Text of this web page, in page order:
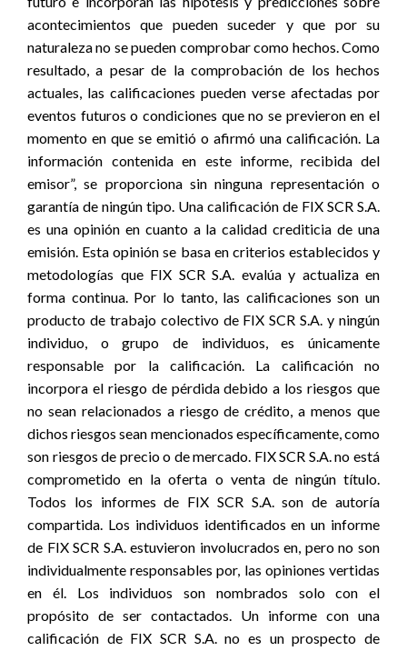
acontecimientos que pueden suceder y que por su
naturaleza no se pueden comprobar como hechos. Como
resultado, a pesar de la comprobación de los hechos
actuales, las calificaciones pueden verse afectadas por
eventos futuros o condiciones que no se previeron en el
momento en que se emitió o afirmó una calificación. La
información contenida en este informe, recibida del
emisor”, se proporciona sin ninguna representación o
garantía de ningún tipo. Una calificación de FIX SCR S.A.
es una opinión en cuanto a la calidad crediticia de una
emisión. Esta opinión se basa en criterios establecidos y
metodologías que FIX SCR S.A. evalúa y actualiza en
forma continua. Por lo tanto, las calificaciones son un
producto de trabajo colectivo de FIX SCR S.A. y ningún
individuo, o grupo de individuos, es únicamente
responsable por la calificación. La calificación no
incorpora el riesgo de pérdida debido a los riesgos que
no sean relacionados a riesgo de crédito, a menos que
dichos riesgos sean mencionados específicamente, como
son riesgos de precio o de mercado. FIX SCR S.A. no está
comprometido en la oferta o venta de ningún título.
Todos los informes de FIX SCR S.A. son de autoría
compartida. Los individuos identificados en un informe
de FIX SCR S.A. estuvieron involucrados en, pero no son
individualmente responsables por, las opiniones vertidas
en él. Los individuos son nombrados solo con el
propósito de ser contactados. Un informe con una
calificación de FIX SCR S.A. no es un prospecto de